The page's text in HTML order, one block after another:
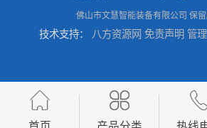
佛山市文慧智能装备有限公司 保留
技术支持： 八方资源网 免责声明 管